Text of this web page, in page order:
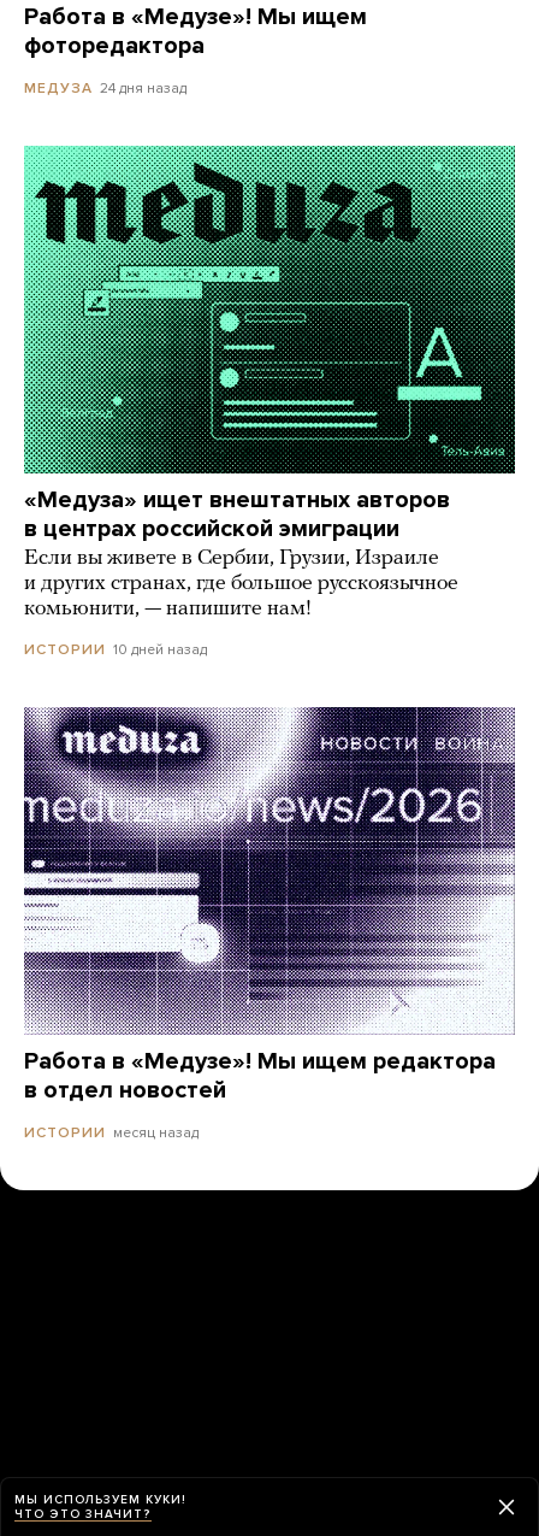
Работа в «Медузе»! Мы ищем
фоторедактора
МЕДУЗА 24 дня назад
«Медуза» ищет внештатных авторов
в центрах российской эмиграции
Если вы живете в Сербии, Грузии, Израиле
и других странах, где большое русскоязычное
комьюнити, — напишите нам!
ИСТОРИИ 10 дней назад
Работа в «Медузе»! Мы ищем редактора
в отдел новостей
ИСТОРИИ месяц назад
МЫ ИСПОЛЬЗУЕМ КУКИ!
ЧТО ЭТО ЗНАЧИТ?